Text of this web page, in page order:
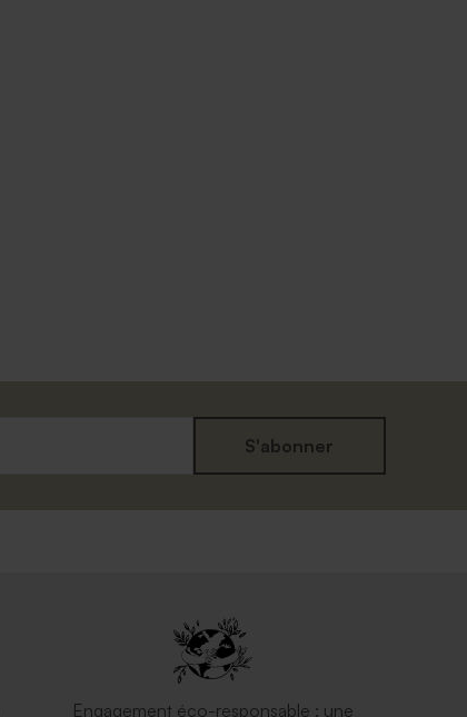
S'abonner
Engagement éco-responsable : une